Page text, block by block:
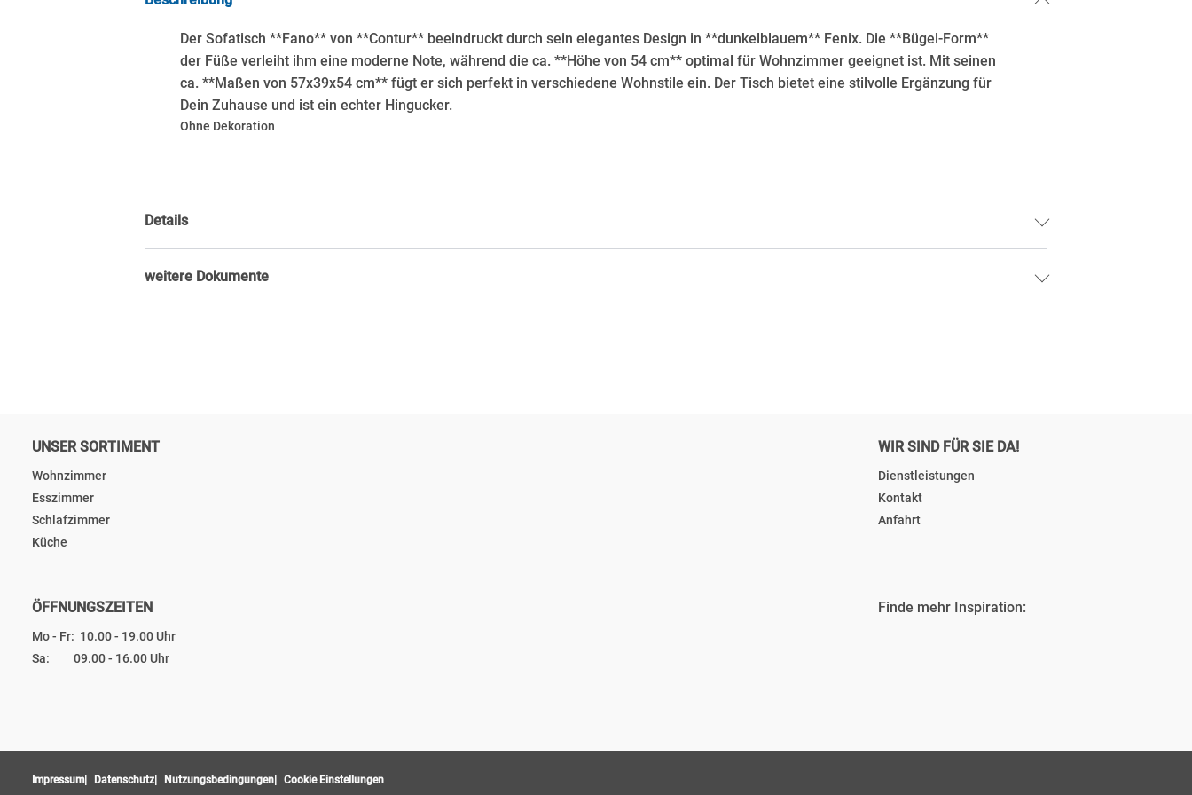
Der Sofatisch **Fano** von **Contur** beeindruckt durch sein elegantes Design in **dunkelblauem** Fenix. Die **Bügel-Form**
der Füße verleiht ihm eine moderne Note, während die ca. **Höhe von 54 cm** optimal für Wohnzimmer geeignet ist. Mit seinen
ca. **Maßen von 57x39x54 cm** fügt er sich perfekt in verschiedene Wohnstile ein. Der Tisch bietet eine stilvolle Ergänzung für
Dein Zuhause und ist ein echter Hingucker.
Ohne Dekoration
Details
weitere Dokumente
UNSER SORTIMENT
Wohnzimmer
Esszimmer
Schlafzimmer
Küche
WIR SIND FÜR SIE DA!
Dienstleistungen
Kontakt
Anfahrt
ÖFFNUNGSZEITEN
Mo - Fr: 10.00 - 19.00 Uhr
Sa: 09.00 - 16.00 Uhr
Finde mehr Inspiration:
Impressum Datenschutz Nutzungsbedingungen Cookie Einstellungen